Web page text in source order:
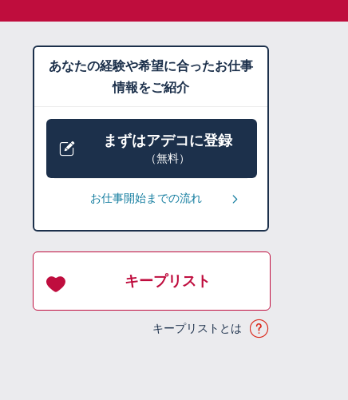
あなたの経験や希望に合ったお仕事
情報をご紹介
まずはアデコに登録
（無料）
お仕事開始までの流れ
キープリスト
キープリストとは